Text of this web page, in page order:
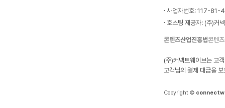
사업자번호: 117-81-
호스팅 제공자: (주)커
콘텐츠산업진흥법콘텐
(주)커넥트웨이브는 고
고객님의 결제 대금을
Copyright ©